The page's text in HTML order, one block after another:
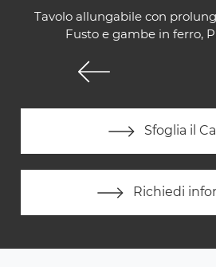
Tavolo allungabile con
Fusto e gambe in ferro,
Sfoglia il
Richiedi